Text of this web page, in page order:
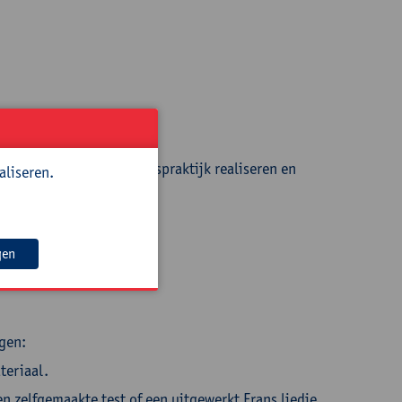
formuleren;
in de eigen lespraktijk realiseren en
secundair.